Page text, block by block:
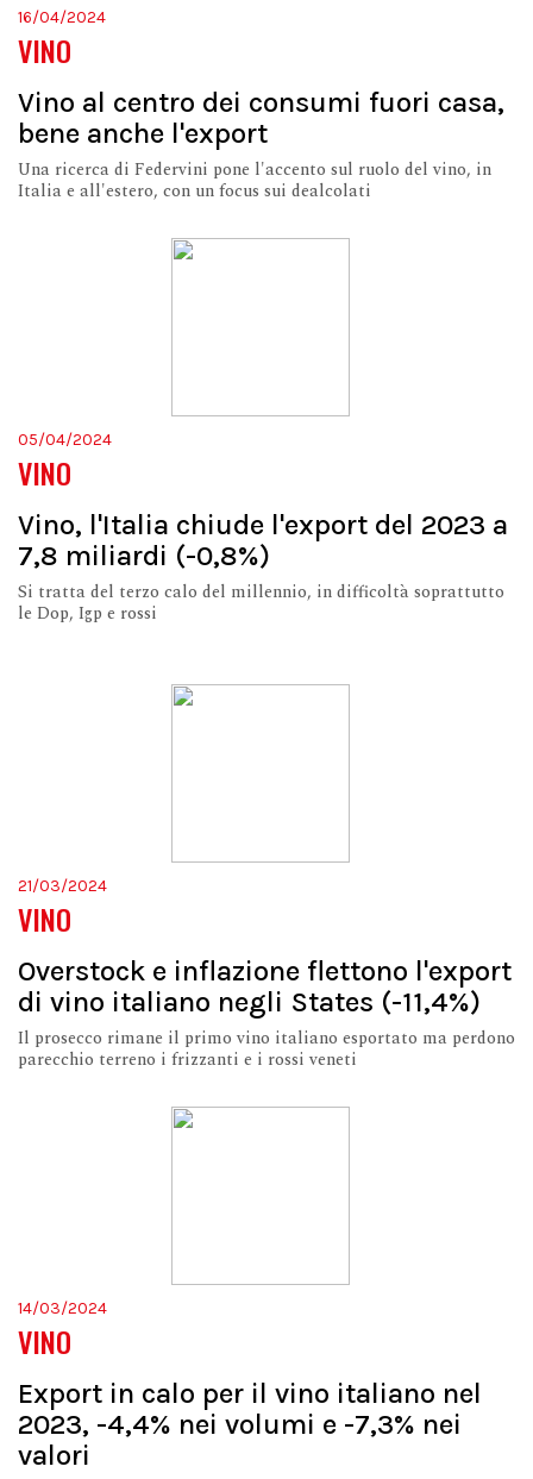
16/04/2024
VINO
Vino al centro dei consumi fuori casa,
bene anche l'export
Una ricerca di Federvini pone l'accento sul ruolo del vino, in
Italia e all'estero, con un focus sui dealcolati
05/04/2024
VINO
Vino, l'Italia chiude l'export del 2023 a
7,8 miliardi (-0,8%)
Si tratta del terzo calo del millennio, in difficoltà soprattutto
le Dop, Igp e rossi
21/03/2024
VINO
Overstock e inflazione flettono l'export
di vino italiano negli States (-11,4%)
Il prosecco rimane il primo vino italiano esportato ma perdono
parecchio terreno i frizzanti e i rossi veneti
14/03/2024
VINO
Export in calo per il vino italiano nel
2023, -4,4% nei volumi e -7,3% nei
valori